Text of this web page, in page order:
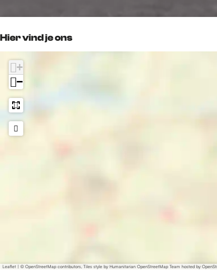
Hier vind je ons
+
−
Leaflet | © OpenStreetMap contributors, Tiles style by Humanitarian OpenStreetMap Team hosted by